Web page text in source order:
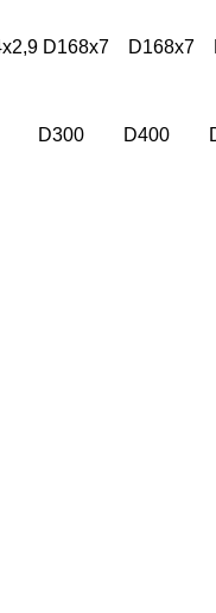
D168x7 D168x7
D300 D400